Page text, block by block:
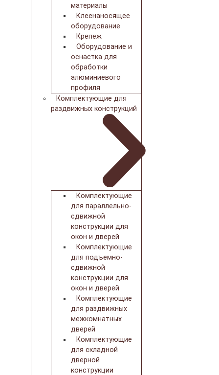
материалы
Клеенаносящее
оборудование
Крепеж
Оборудование и
оснастка для
обработки
алюминиевого
профиля
Комплектующие для
раздвижных конструкций
Комплектующие
для параллельно-
сдвижной
конструкции для
окон и дверей
Комплектующие
для подъемно-
сдвижной
конструкции для
окон и дверей
Комплектующие
для раздвижных
межкомнатных
дверей
Комплектующие
для складной
дверной
конструкции